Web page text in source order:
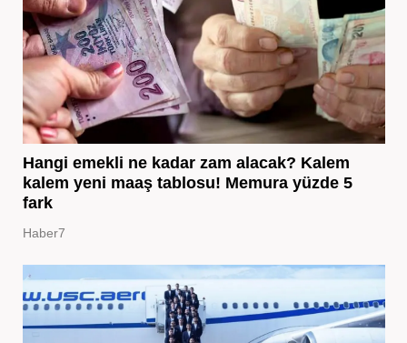
Hangi emekli ne kadar zam alacak? Kalem
kalem yeni maaş tablosu! Memura yüzde 5
fark
Haber7